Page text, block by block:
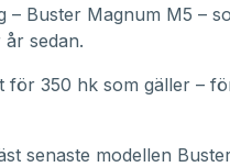
– Buster Magnum M5 –
sedan.
för 350 hk som gäller –
senaste modellen